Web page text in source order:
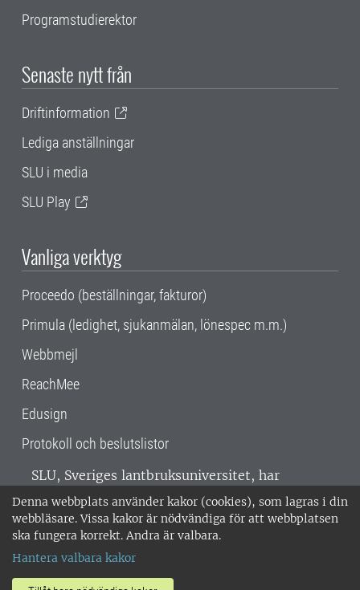
Denna webbplats använder kakor (cookies), som lagras i din
webbläsare. Vissa kakor är nödvändiga för att webbplatsen
ska fungera korrekt. Andra är valbara.
Hantera valbara kakor
Programstudierektor
Senaste nytt från
Driftinformation
Lediga anställningar
SLU i media
SLU Play
Vanliga verktyg
Proceedo (beställningar, fakturor)
Primula (ledighet, sjukanmälan, lönespec m.m.)
Webbmejl
ReachMee
Edusign
Protokoll och beslutslistor
SLU, Sveriges lantbruksuniversitet, har
verksamhet över hela Sverige. Huvudorter är
Alnarp, Uppsala och Umeå.SLU är
miljöcertifierat enligt ISO 14001. •
018-67 10 00 • Org nr: 202100-2817 •